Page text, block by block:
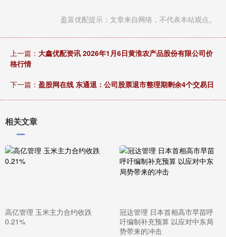
盈富优配提示：文章来自网络，不代表本站观点。
上一篇： 大鑫优配资讯 2026年1月6日黄淮农产品股份有限公司价
格行情
下一篇： 盈股网在线 东通退：公司股票退市整理期剩余4个交易日
相关文章
高亿管理 玉米主力合约收跌
0.21%
冠达管理 日本首相高市早苗呼
吁编制补充预算 以应对中东局
势带来的冲击